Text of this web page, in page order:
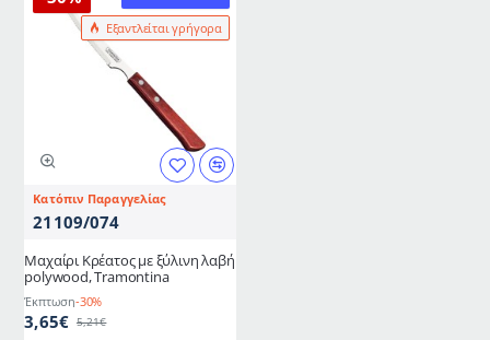
Εξαντλείται γρήγορα
Κατόπιν Παραγγελίας
21109/074
Μαχαίρι Κρέατος με ξύλινη λαβή
polywood, Tramontina
Έκπτωση-30%
3,65€ 5,21€